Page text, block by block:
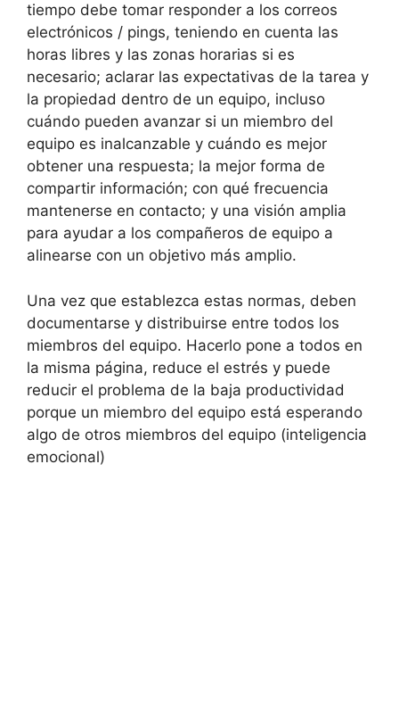
tiempo debe tomar responder a los correos
electrónicos / pings, teniendo en cuenta las
horas libres y las zonas horarias si es
necesario; aclarar las expectativas de la tarea y
la propiedad dentro de un equipo, incluso
cuándo pueden avanzar si un miembro del
equipo es inalcanzable y cuándo es mejor
obtener una respuesta; la mejor forma de
compartir información; con qué frecuencia
mantenerse en contacto; y una visión amplia
para ayudar a los compañeros de equipo a
alinearse con un objetivo más amplio.
Una vez que establezca estas normas, deben
documentarse y distribuirse entre todos los
miembros del equipo. Hacerlo pone a todos en
la misma página, reduce el estrés y puede
reducir el problema de la baja productividad
porque un miembro del equipo está esperando
algo de otros miembros del equipo (inteligencia
emocional)